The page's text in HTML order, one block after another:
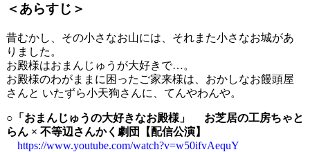
＜あらすじ＞
昔むかし、その小さなお山には、それまた小さなお城があ
りました。
お殿様はおまんじゅうが大好きで…。
お殿様のわがままに困ったご家来様は、おかしなお饅頭屋
さんと いたずら小天狗さんに、てんやわんや。
○「おまんじゅうの大好きなお殿様」 お芝居の工房ちゃと
らん × 不等辺さんかく劇団【配信公演】
https://www.youtube.com/watch?v=w50ifvAequY